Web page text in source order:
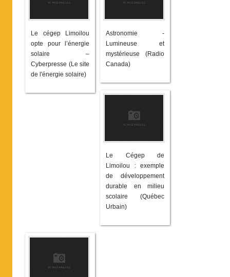
Le cégep Limoilou
opte pour l’énergie
solaire –
Cyberpresse (Le site
de l'énergie solaire)
Astronomie -
Lumineuse et
mystérieuse (Radio
Canada)
Le Cégep de
Limoilou : exemple
de développement
durable en milieu
scolaire (Québec
Urbain)